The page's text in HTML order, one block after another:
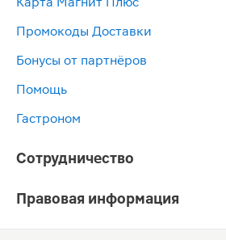
Промокоды Доставки
Бонусы от партнёров
Помощь
Гастроном
Сотрудничество
Правовая информация